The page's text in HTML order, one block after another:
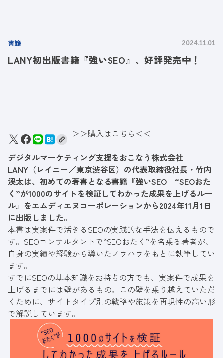
書籍 2024.11.01
LANY初出版書籍『強いSEO』、好評発売中！
＞＞購入はこちら＜＜
デジタルマーケティング支援をおこなう株式会社
LANY（レイニー／東京渋谷区）の代表取締役社長・竹内
渓太は、初めての著書となる書籍『強いSEO “SEOおた
く”が1000のサイトを検証してわかった成果を上げるルー
ル』をエムディエヌコーポレーションから2024年11月1日
に出版しました。
本書は実案件で活きるSEOの実践的な手法を伝えるもので
す。SEOコンサルタントで“SEOおたく”を名乗る著者が、
自身の実績や経験から導いたノウハウをもとに執筆してい
ます。
すでにSEOの基本知識をお持ちの方でも、実案件で成果を
上げるまでには壁があるもの。この壁を乗り越えていただ
くために、サイトタイプ別の戦略や施策を再現性の高い形
で解説しています。